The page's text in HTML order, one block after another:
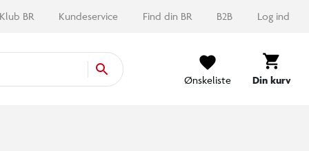
Klub BR Kundeservice Find din BR B2B Log ind
Ønskeliste Din kurv